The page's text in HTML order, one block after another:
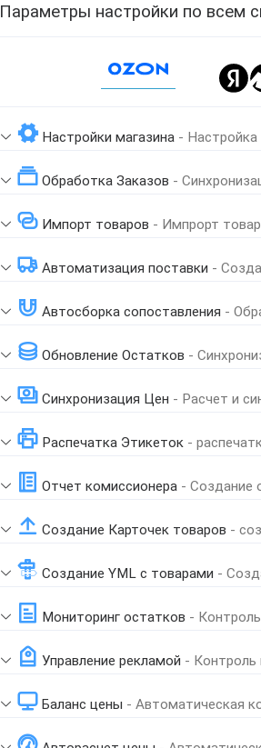
Параметры настройки по всем
Настройки магазина - Настройка
Обработка Заказов -
Импорт товаров - Импрорт
Автоматизация поставки -
Автосборка сопоставления -
Обновление Остатков -
Синхронизация Цен - Расчет и
Распечатка Этикеток -
Отчет комиссионера - Создание
Создание Карточек товаров -
Создание YML с товарами -
Мониторинг остатков -
Управление рекламой - Контроль
Баланс цены - Автоматическая